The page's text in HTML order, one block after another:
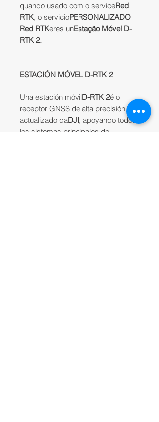
quando usado com o serviceRed
RTK, o servicioPERSONALIZADO
Red RTKeres unEstação Móvel D-
RTK 2.
ESTACIÓN MÓVEL D-RTK 2
Una estación móvilD-RTK 2é o
receptor GNSS de alta precisión
actualizado daDJI, apoyando todos
los sistemas principales de